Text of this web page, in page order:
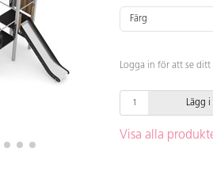
Färg
Logga in för att se ditt
Lägg
Visa alla